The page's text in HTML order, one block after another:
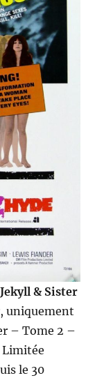
& Sister
uniquement
– Tome 2 –
Limitée
le 30